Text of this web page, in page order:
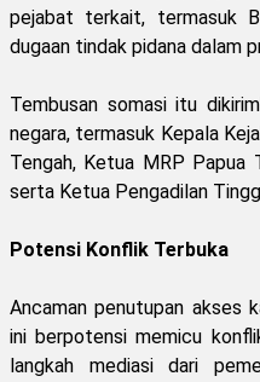
pejabat terkait, termasuk
dugaan tindak pidana dalam
Tembusan somasi itu
negara, termasuk Kepala
Tengah, Ketua MRP Papua
serta Ketua Pengadilan
Potensi Konflik Terbuka
Ancaman penutupan akses
ini berpotensi memicu
langkah mediasi dari